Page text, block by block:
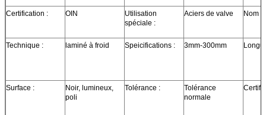
Certification : OIN
Utilisation
spéciale :
Aciers de valve Nom
Technique : laminé à froid Speicifications : 3mm-300mm
Surface :
Noir, lumineux,
poli
Tolérance :
Tolérance
normale